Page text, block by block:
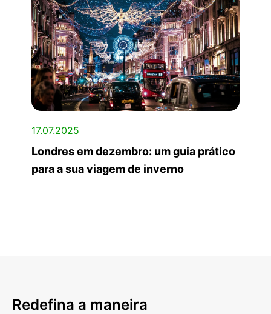
17.07.2025
Londres em dezembro: um guia prático
para a sua viagem de inverno
Redefina a maneira